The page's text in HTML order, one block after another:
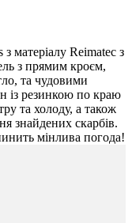
матеріалу Reimatec з
з прямим кроєм,
та чудовими
із резинкою по краю
та холоду, а також
знайдених скарбів.
мінлива погода!